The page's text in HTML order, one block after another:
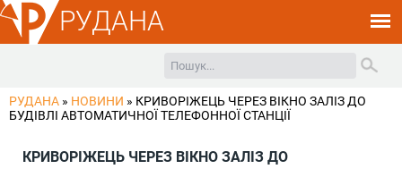
РУДАНА
РУДАНА » НОВИНИ » КРИВОРІЖЕЦЬ ЧЕРЕЗ ВІКНО ЗАЛІЗ ДО
БУДІВЛІ АВТОМАТИЧНОЇ ТЕЛЕФОННОЇ СТАНЦІЇ
КРИВОРІЖЕЦЬ ЧЕРЕЗ ВІКНО ЗАЛІЗ ДО